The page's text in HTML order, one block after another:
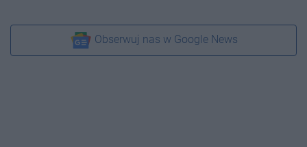
Obserwuj nas w Google News